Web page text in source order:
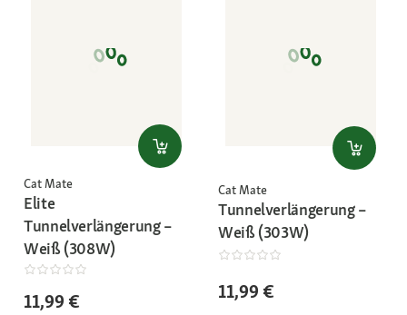
Cat Mate
Elite
Tunnelverlängerung –
Weiß (308W)
11,99 €
Cat Mate
Tunnelverlängerung –
Weiß (303W)
11,99 €